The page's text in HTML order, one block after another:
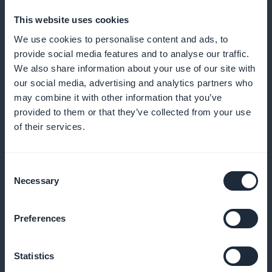
This website uses cookies
We use cookies to personalise content and ads, to
provide social media features and to analyse our traffic.
We also share information about your use of our site with
our social media, advertising and analytics partners who
may combine it with other information that you’ve
provided to them or that they’ve collected from your use
of their services.
Selection
Necessary
Preferences
Statistics
vähentämiseksi ja asiakkaiden sitoutumisen
parantamiseksi
Kanta-asiakasohjelma asiakkaillesi
Tarjoa ainutlaatuisia etuja vakioasiakkaillesi